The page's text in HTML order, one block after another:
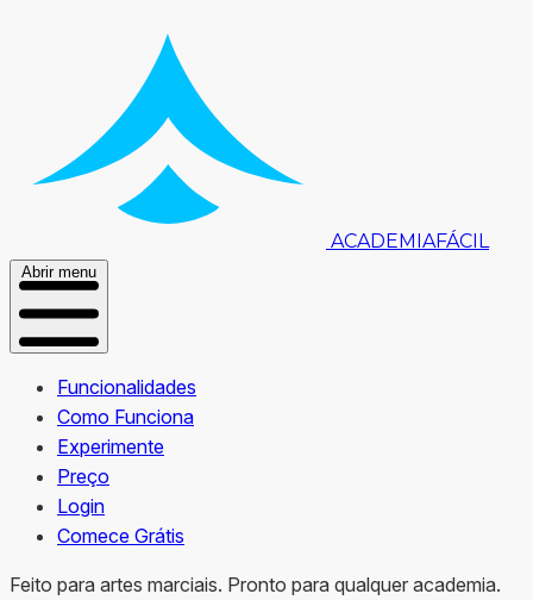
ACADEMIAFÁCIL
Abrir menu
Funcionalidades
Como Funciona
Experimente
Preço
Login
Comece Grátis
Feito para artes marciais. Pronto para qualquer academia.